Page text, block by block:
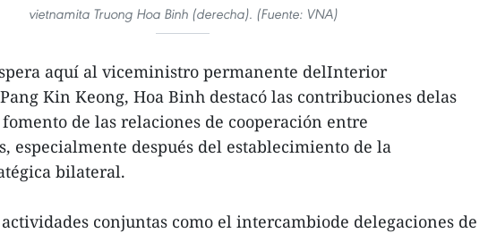
vietnamita Truong Hoa Binh (derecha). (Fuente: VNA)
aquí al viceministro permanente delInterior
Kin Keong, Hoa Binh destacó las contribuciones delas
de las relaciones de cooperación entre
especialmente después del establecimiento de la
bilateral.
conjuntas como el intercambiode delegaciones de